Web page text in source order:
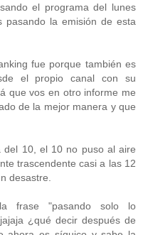
el programa del lunes
pasando la emisión de esta
fue porque también es
el propio canal con su
que vos en otro informe me
de la mejor manera y que
del 10, el 10 no puso al aire
trascendente casi a las 12
desastre.
frase "pasando solo lo
¿qué decir después de